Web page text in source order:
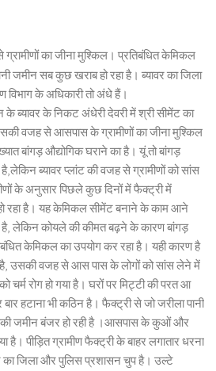
ग्रामीणों का जीना मुश्किल। प्रतिबंधित केमिकल
जमीन सब कुछ खराब हो रहा है। ब्यावर का जिला
विभाग के अधिकारी तो अंधे हैं।
के ब्यावर के निकट अंधेरी देवरी में श्री सीमेंट का
वजह से आसपास के ग्रामीणों का जीना मुश्किल
बांगड़ औद्योगिक घराने का है। यूं तो बांगड़
ब्यावर प्लांट की वजह से ग्रामीणों को सांस
के अनुसार पिछले कुछ दिनों में फैक्ट्री में
रहा है। यह केमिकल सीमेंट बनाने के काम आने
है, लेकिन कोयले की कीमत बढ़ने के कारण बांगड़
केमिकल का उपयोग कर रहा है। यही कारण है
उसकी वजह से आस पास के लोगों को सांस लेने में
चर्म रोग हो गया है। घरों पर मिट्टी की परत आ
हटाना भी कठिन है। फैक्ट्री से जो जरीला पानी
जमीन बंजर हो रही है ।आसपास के कुओं और
है। पीड़ित ग्रामीण फैक्ट्री के बाहर लगातार धरना
का जिला और पुलिस प्रशासन चुप है। उल्टे